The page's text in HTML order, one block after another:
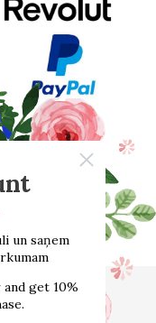
Par mums